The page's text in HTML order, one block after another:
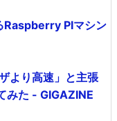
Raspberry PIマシン
より高速」と主張
みた - GIGAZINE